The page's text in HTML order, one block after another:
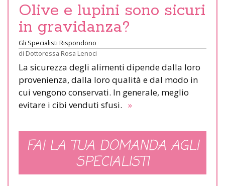
Olive e lupini sono sicuri
in gravidanza?
Gli Specialisti Rispondono
di Dottoressa Rosa Lenoci
La sicurezza degli alimenti dipende dalla loro
provenienza, dalla loro qualità e dal modo in
cui vengono conservati. In generale, meglio
evitare i cibi venduti sfusi. »
FAI LA TUA DOMANDA AGLI
SPECIALISTI